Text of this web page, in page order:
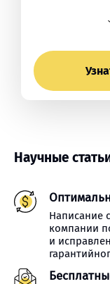
Научные
Написание
компании
и